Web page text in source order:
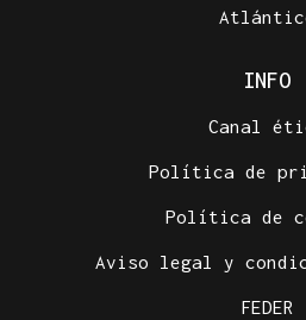
INFO
Canal
Política de
Política de
Aviso legal y
FEDER